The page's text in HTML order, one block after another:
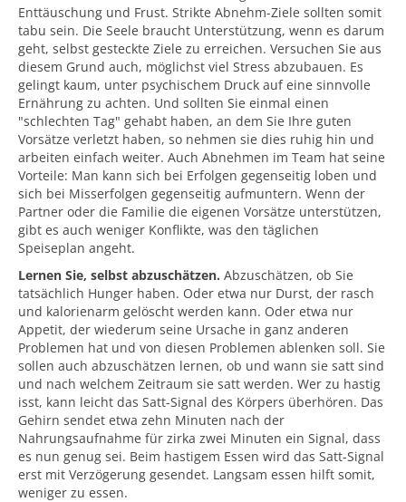
Enttäuschung und Frust. Strikte Abnehm-Ziele sollten somit
tabu sein. Die Seele braucht Unterstützung, wenn es darum
geht, selbst gesteckte Ziele zu erreichen. Versuchen Sie aus
diesem Grund auch, möglichst viel Stress abzubauen. Es
gelingt kaum, unter psychischem Druck auf eine sinnvolle
Ernährung zu achten. Und sollten Sie einmal einen
"schlechten Tag" gehabt haben, an dem Sie Ihre guten
Vorsätze verletzt haben, so nehmen sie dies ruhig hin und
arbeiten einfach weiter. Auch Abnehmen im Team hat seine
Vorteile: Man kann sich bei Erfolgen gegenseitig loben und
sich bei Misserfolgen gegenseitig aufmuntern. Wenn der
Partner oder die Familie die eigenen Vorsätze unterstützen,
gibt es auch weniger Konflikte, was den täglichen
Speiseplan angeht.
Lernen Sie, selbst abzuschätzen. Abzuschätzen, ob Sie
tatsächlich Hunger haben. Oder etwa nur Durst, der rasch
und kalorienarm gelöscht werden kann. Oder etwa nur
Appetit, der wiederum seine Ursache in ganz anderen
Problemen hat und von diesen Problemen ablenken soll. Sie
sollen auch abzuschätzen lernen, ob und wann sie satt sind
und nach welchem Zeitraum sie satt werden. Wer zu hastig
isst, kann leicht das Satt-Signal des Körpers überhören. Das
Gehirn sendet etwa zehn Minuten nach der
Nahrungsaufnahme für zirka zwei Minuten ein Signal, dass
es nun genug sei. Beim hastigem Essen wird das Satt-Signal
erst mit Verzögerung gesendet. Langsam essen hilft somit,
weniger zu essen.